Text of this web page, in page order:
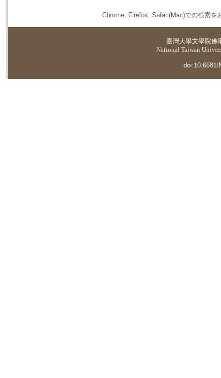
Chrome, Firefox, Safari(Mac)での検索を
臺灣大學文學院佛
National Taiwan
doi:10.6681/